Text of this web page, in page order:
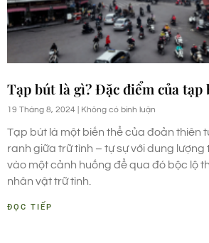
Tạp bút là gì? Đặc điểm của tạp
19 Tháng 8, 2024 Không có bình luận
Tạp bút là một biến thể của đoản thiên
ranh giữa trữ tình – tự sự với dung
vào một cảnh huống để qua đó bộc lộ
nhân vật trữ tình.
ĐỌC TIẾP